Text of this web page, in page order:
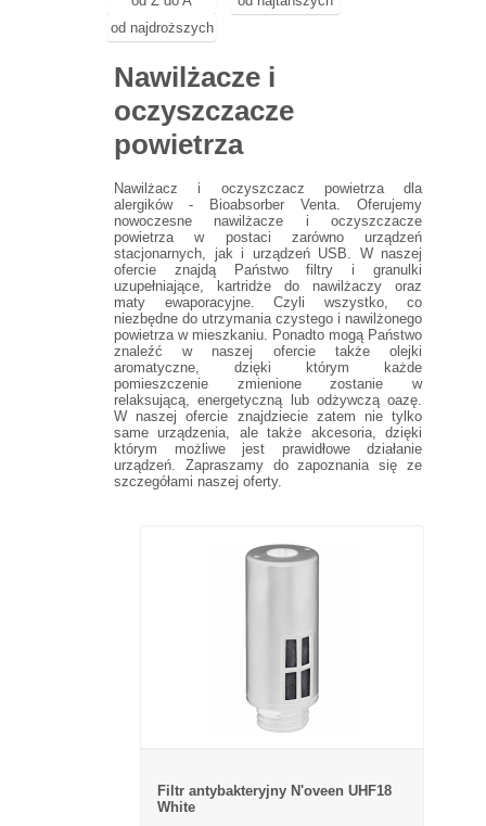
od najdroższych
Nawilżacze i
oczyszczacze
powietrza
Nawilżacz i oczyszczacz powietrza dla
alergików - Bioabsorber Venta. Oferujemy
nowoczesne nawilżacze i oczyszczacze
powietrza w postaci zarówno urządzeń
stacjonarnych, jak i urządzeń USB. W naszej
ofercie znajdą Państwo filtry i granulki
uzupełniające, kartridże do nawilżaczy oraz
maty ewaporacyjne. Czyli wszystko, co
niezbędne do utrzymania czystego i nawilżonego
powietrza w mieszkaniu. Ponadto mogą Państwo
znaleźć w naszej ofercie także olejki
aromatyczne, dzięki którym każde
pomieszczenie zmienione zostanie w
relaksującą, energetyczną lub odżywczą oazę.
W naszej ofercie znajdziecie zatem nie tylko
same urządzenia, ale także akcesoria, dzięki
którym możliwe jest prawidłowe działanie
urządzeń. Zapraszamy do zapoznania się ze
szczegółami naszej oferty.
Filtr antybakteryjny N'oveen UHF18
White